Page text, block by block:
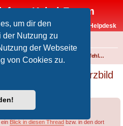
um dir den
der Nutzung zu
der Webseite
von Cookies zu.
Kabel-Forum
Vodafone-Kabel-Helpdesk
Einspeisefehler und überregionale Störungen
mit Schwarzbild
Blick in diesen Thread bzw. in den dort